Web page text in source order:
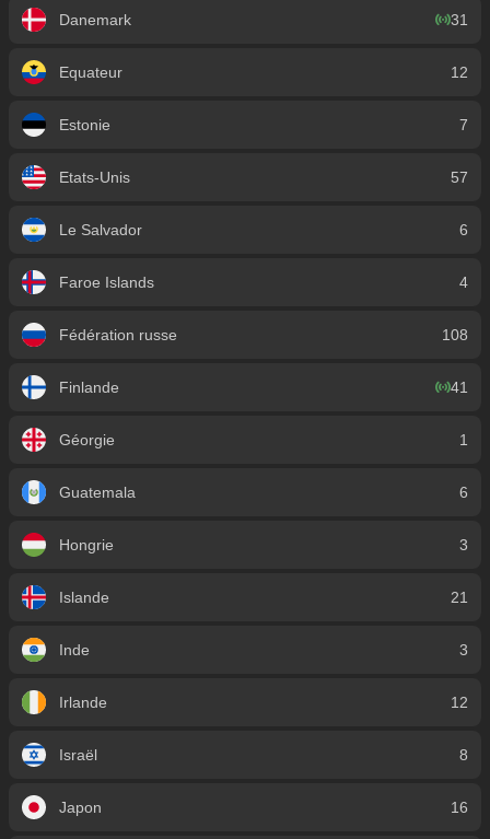
Danemark 31
Equateur 12
Estonie 7
Etats-Unis 57
Le Salvador 6
Faroe Islands 4
Fédération russe 108
Finlande 41
Géorgie 1
Guatemala 6
Hongrie 3
Islande 21
Inde 3
Irlande 12
Israël 8
Japon 16